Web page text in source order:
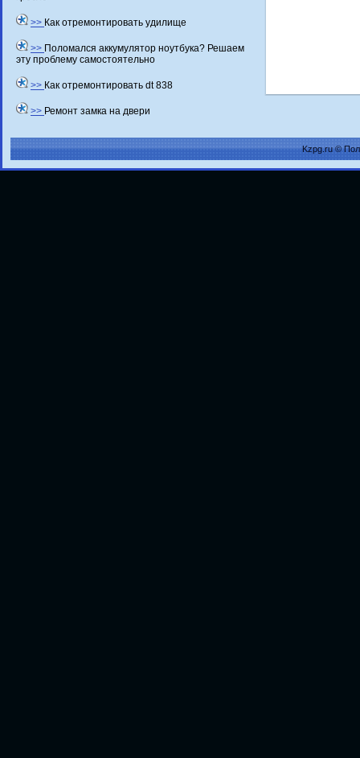
>> Как отремонтировать удилище
>> Поломался аккумулятор ноутбука? Решаем
эту проблему самостоятельно
>> Как отремонтировать dt 838
>> Ремонт замка на двери
Kzpg.ru ©